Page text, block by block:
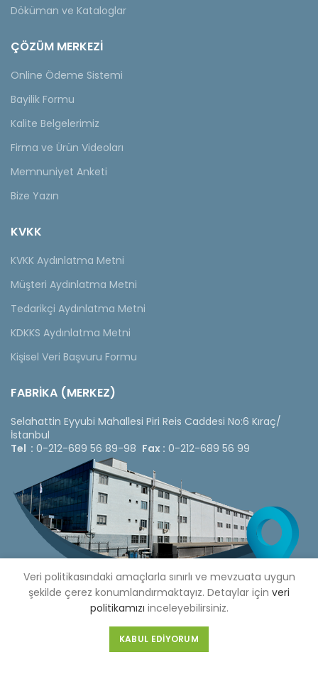
Döküman ve Kataloglar
ÇÖZÜM MERKEZİ
Online Ödeme Sistemi
Bayilik Formu
Kalite Belgelerimiz
Firma ve Ürün Videoları
Memnuniyet Anketi
Bize Yazın
KVKK
KVKK Aydınlatma Metni
Müşteri Aydınlatma Metni
Tedarikçi Aydınlatma Metni
KDKKS Aydınlatma Metni
Kişisel Veri Başvuru Formu
FABRİKA (MERKEZ)
Selahattin Eyyubi Mahallesi Piri Reis Caddesi No:6 Kıraç/
İstanbul
Tel : 0-212-689 56 89-98 Fax : 0-212-689 56 99
Veri politikasındaki amaçlarla sınırlı ve mevzuata uygun
şekilde çerez konumlandırmaktayız. Detaylar için veri
politikamızı inceleyebilirsiniz.
KABUL EDIYORUM